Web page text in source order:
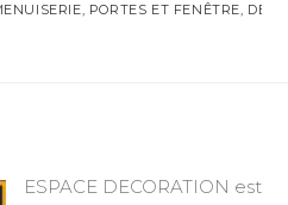
PORTES ET FENÊTRE,
ESPACE DECORATION est